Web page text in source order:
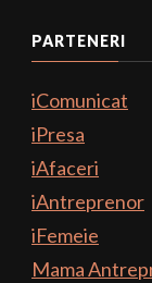
PARTENERI
iComunicat
iPresa
iAfaceri
iAntreprenor
iFemeie
Mama